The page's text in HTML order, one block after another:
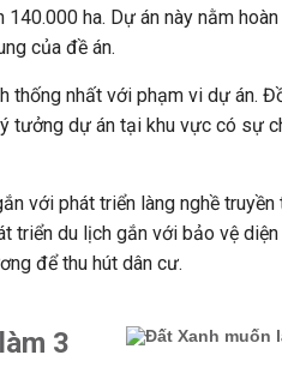
ha. Dự án này nằm
của đề án.
thống nhất với phạm vi dự án.
tưởng dự án tại khu vực có sự
với phát triển làng nghề
triển du lịch gắn với bảo vệ
để thu hút dân cư.
3